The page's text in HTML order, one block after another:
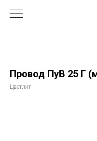
Провод ПуВ 25 Г
Цветлит